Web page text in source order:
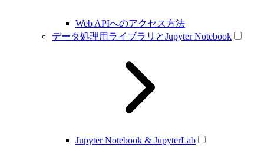
Web APIへのアクセス方法
データ処理用ライブラリとJupyter Notebook
Jupyter Notebook & JupyterLab